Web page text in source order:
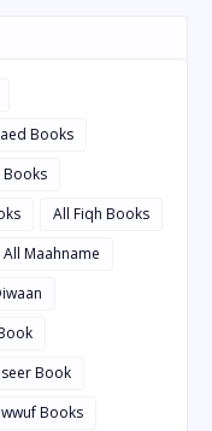
Books
Books
All Fiqh Books
All Maahname
Book
Books